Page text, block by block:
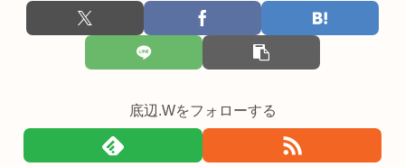
底辺.Wをフォローする